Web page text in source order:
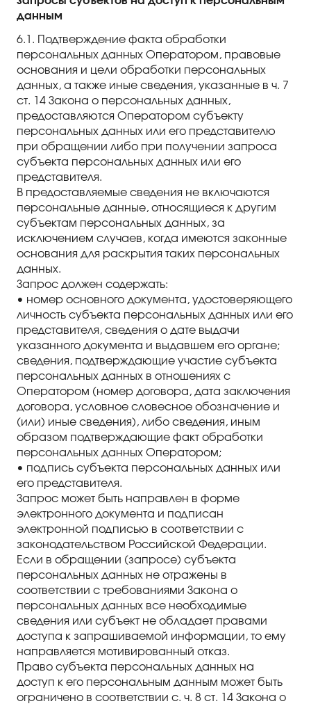
данным
6.1. Подтверждение факта обработки
персональных данных Оператором, правовые
основания и цели обработки персональных
данных, а также иные сведения, указанные в ч. 7
ст. 14 Закона о персональных данных,
предоставляются Оператором субъекту
персональных данных или его представителю
при обращении либо при получении запроса
субъекта персональных данных или его
представителя.
В предоставляемые сведения не включаются
персональные данные, относящиеся к другим
субъектам персональных данных, за
исключением случаев, когда имеются законные
основания для раскрытия таких персональных
данных.
Запрос должен содержать:
• номер основного документа, удостоверяющего
личность субъекта персональных данных или его
представителя, сведения о дате выдачи
указанного документа и выдавшем его органе;
сведения, подтверждающие участие субъекта
персональных данных в отношениях с
Оператором (номер договора, дата заключения
договора, условное словесное обозначение и
(или) иные сведения), либо сведения, иным
образом подтверждающие факт обработки
персональных данных Оператором;
• подпись субъекта персональных данных или
его представителя.
Запрос может быть направлен в форме
электронного документа и подписан
электронной подписью в соответствии с
законодательством Российской Федерации.
Если в обращении (запросе) субъекта
персональных данных не отражены в
соответствии с требованиями Закона о
персональных данных все необходимые
сведения или субъект не обладает правами
доступа к запрашиваемой информации, то ему
направляется мотивированный отказ.
Право субъекта персональных данных на
доступ к его персональным данным может быть
ограничено в соответствии с. ч. 8 ст. 14 Закона о